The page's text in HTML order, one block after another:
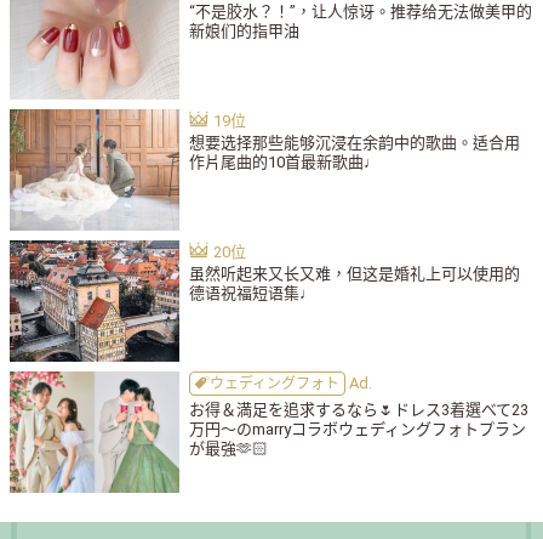
“不是胶水？！”，让人惊讶。推荐给无法做美甲的
新娘们的指甲油
想要选择那些能够沉浸在余韵中的歌曲。适合用
作片尾曲的10首最新歌曲♩
虽然听起来又长又难，但这是婚礼上可以使用的
德语祝福短语集♩
ウェディングフォト
お得＆満足を追求するなら🌷ドレス3着選べて23
万円〜のmarryコラボウェディングフォトプラン
が最強🫶🏻